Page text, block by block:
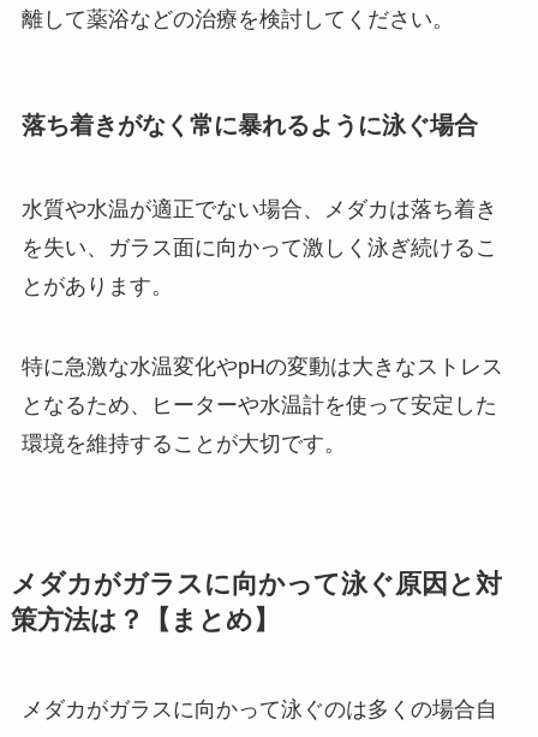
離して薬浴などの治療を検討してください。
落ち着きがなく常に暴れるように泳ぐ場合
水質や水温が適正でない場合、メダカは落ち着き
を失い、ガラス面に向かって激しく泳ぎ続けるこ
とがあります。
特に急激な水温変化やpHの変動は大きなストレス
となるため、ヒーターや水温計を使って安定した
環境を維持することが大切です。
メダカがガラスに向かって泳ぐ原因と対
策方法は？【まとめ】
メダカがガラスに向かって泳ぐのは多くの場合自